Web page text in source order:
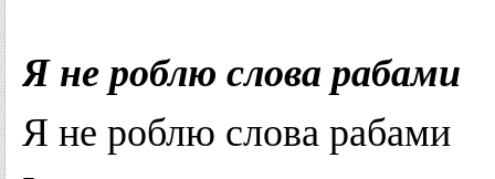
Янероблю слова рабами
Я не роблю словарабами